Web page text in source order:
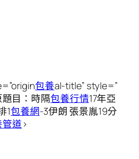
包養al-title” style=”
目：時隔包養行情17年亞
1包養網-3伊朗 張景胤19分
道>